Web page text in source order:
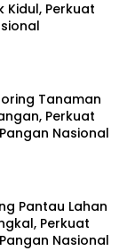
Kidul, Perkuat
Tanaman
Perkuat
Nasional
Pantau Lahan
Perkuat
Nasional